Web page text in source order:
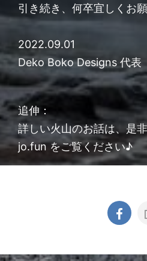
引き続き、何卒宜しくお
2022.09.01
Deko Boko Designs 代
追伸：
詳しい火山のお話は、是
jo.fun をご覧ください♪